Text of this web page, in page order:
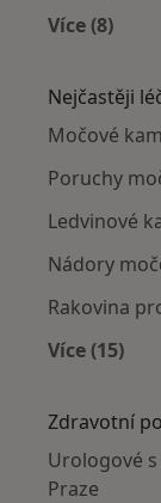
Více (8)
Nejčastěji
Močové
Poruchy
Ledvinové
Nádory
Rakovina
Více (15)
Zdravotní
Urologové
Praze